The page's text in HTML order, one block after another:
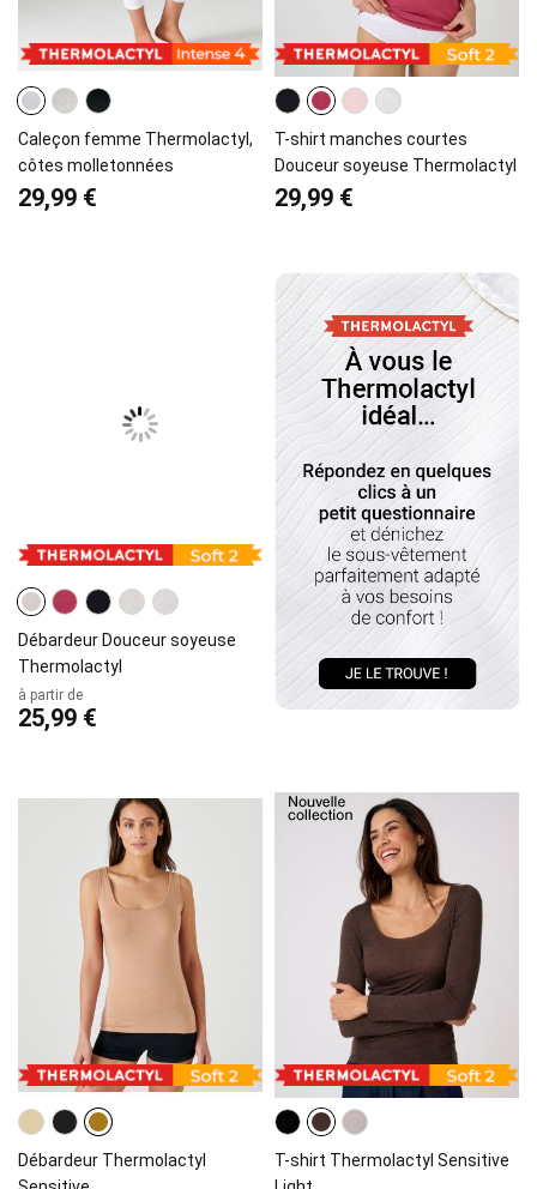
Caleçon femme Thermolactyl,
côtes molletonnées
29,99 €
T-shirt manches courtes
Douceur soyeuse Thermolactyl
29,99 €
Débardeur Douceur soyeuse
Thermolactyl
à partir de
25,99 €
Débardeur Thermolactyl
T-shirt Thermolactyl Sensitive